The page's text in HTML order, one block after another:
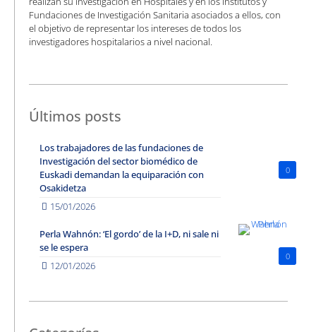
Fundaciones de Investigación Sanitaria asociados a ellos, con
el objetivo de representar los intereses de todos los
investigadores hospitalarios a nivel nacional.
Últimos posts
0
Los trabajadores de las fundaciones de
Investigación del sector biomédico de
Euskadi demandan la equiparación con
Osakidetza
15/01/2026
0
Perla Wahnón: ‘El gordo’ de la I+D, ni sale ni
se le espera
12/01/2026